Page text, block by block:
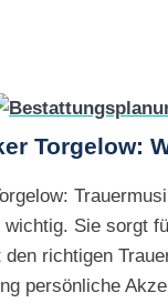
Torgelow:
wichtig. Sie sorgt
richtigen
persönliche